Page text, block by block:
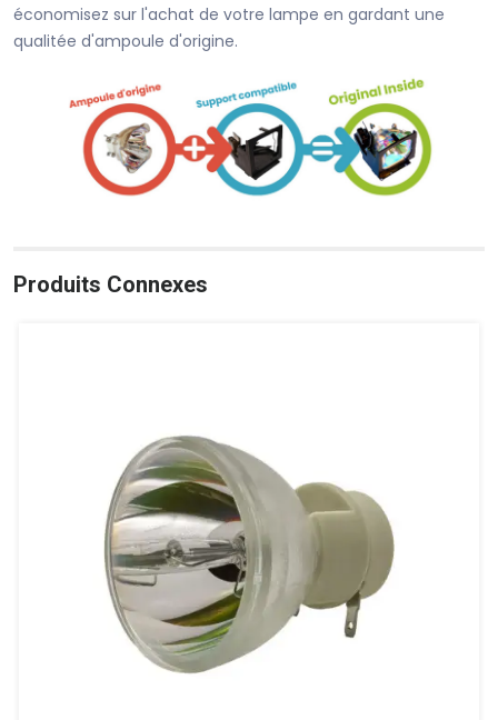
économisez sur l'achat de votre lampe en gardant une
qualitée d'ampoule d'origine.
Produits Connexes